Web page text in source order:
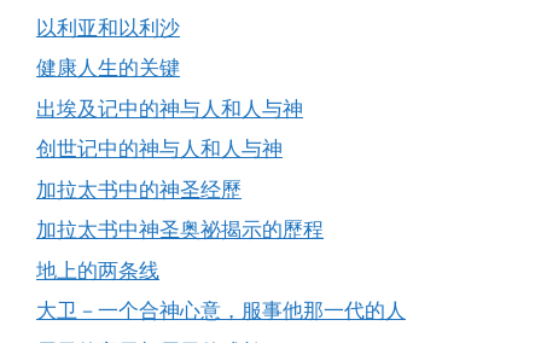
以利亚和以利沙
健康人生的关键
出埃及记中的神与人和人与神
创世记中的神与人和人与神
加拉太书中的神圣经歷
加拉太书中神圣奥祕揭示的歷程
地上的两条线
大卫－一个合神心意，服事他那一代的人